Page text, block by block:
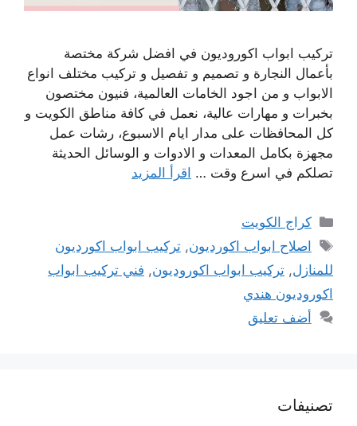
تركيب ابواب اكوروديون في افضل شركة مختصة
بأعمال النجارة و تصميم و تفصيل و تركيب مختلف انواع
الابواب و من اجود الخامات العالمية، فنيون مختصون
بخبرات و مهارات عالية، نعمل في كافة مناطق الكويت و
كل المحافظات على مدار ايام الاسبوع، رشات عمل
مجهزة بكامل المعدات و الادوات و الوسائل الحديثة
تصلكم في اسرع وقت … اقرأ المزيد
التصنيفات
كراج الكويت
الوسوم
اصلاح ابواب اكورديون,تركيب ابواب اكورديون
للمنازل, تركيب ابواب اكوروديون, فني تركيب ابواب
اكوروديون هندي
أضف تعليق
تصنيفات